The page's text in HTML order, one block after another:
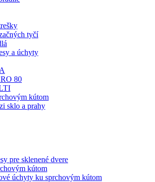
tyčí
a úchyty
80
kútom
sklo a prahy
pre sklenené dvere
kútom
úchyty ku sprchovým kútom